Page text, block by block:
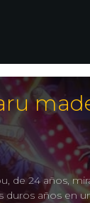
de 24 años,
duros años en